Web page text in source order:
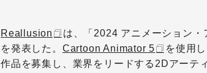
Reallusion は、「 2024 アニメーション・
を発表した。 Cartoon Animator 5 を使用
作品を募集し、業界をリードする 2Dアーテ